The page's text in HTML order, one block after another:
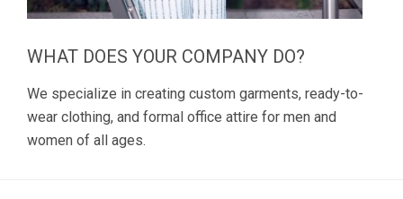
WHAT DOES YOUR COMPANY DO?
We specialize in creating custom garments, ready-to-
wear clothing, and formal office attire for men and
women of all ages.